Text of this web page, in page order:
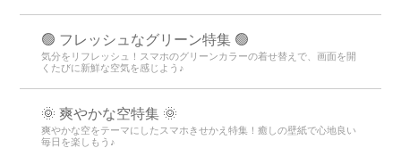
🟢 フレッシュなグリーン特集 🟢
気分をリフレッシュ！スマホのグリーンカラーの着せ替えで、画面を開
くたびに新鮮な空気を感じよう♪
🌞 爽やかな空特集 🌞
爽やかな空をテーマにしたスマホきせかえ特集！癒しの壁紙で心地良い
毎日を楽しもう♪